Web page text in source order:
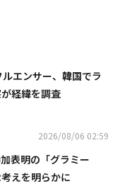
エンサー、韓国でラ
経緯を調査
2026/08/06 02:59
表明の「グラミー
えを明らかに